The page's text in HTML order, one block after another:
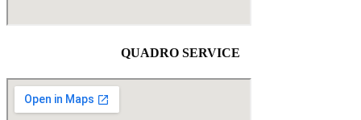
QUADRO SERVICE